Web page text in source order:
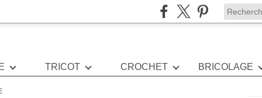
TRICOT CROCHET BRICOLAGE